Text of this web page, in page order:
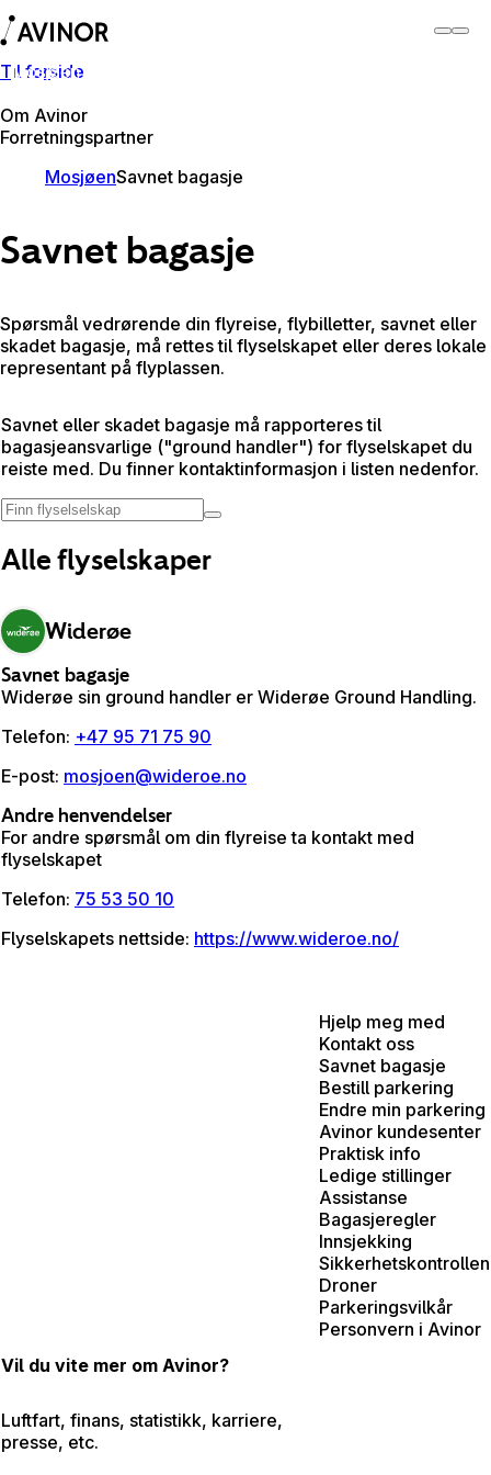
Til forside
Om Avinor
Forretningspartner
Mosjøen lufthavn
MosjøenSavnet bagasje
Savnet bagasje
Spørsmål vedrørende din flyreise, flybilletter, savnet eller
skadet bagasje, må rettes til flyselskapet eller deres lokale
representant på flyplassen.
Savnet eller skadet bagasje må rapporteres til
bagasjeansvarlige ("ground handler") for flyselskapet du
reiste med. Du finner kontaktinformasjon i listen nedenfor.
Alle flyselskaper
Widerøe
Savnet bagasje
Widerøe sin ground handler er Widerøe Ground Handling.
Telefon: +47 95 71 75 90
E-post: mosjoen@wideroe.no
Andre henvendelser
For andre spørsmål om din flyreise ta kontakt med
flyselskapet
Telefon: 75 53 50 10
Flyselskapets nettside: https://www.wideroe.no/
Hjelp meg med
Kontakt oss
Savnet bagasje
Bestill parkering
Endre min parkering
Avinor kundesenter
Praktisk info
Ledige stillinger
Assistanse
Bagasjeregler
Innsjekking
Sikkerhetskontrollen
Droner
Parkeringsvilkår
Personvern i Avinor
Vil du vite mer om Avinor?
Luftfart, finans, statistikk, karriere,
presse, etc.